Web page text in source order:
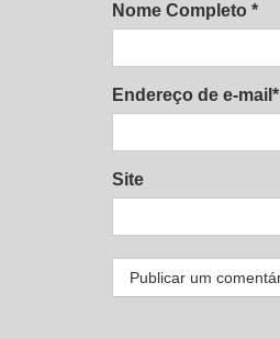
Nome Completo *
Endereço de e-mail*
Site